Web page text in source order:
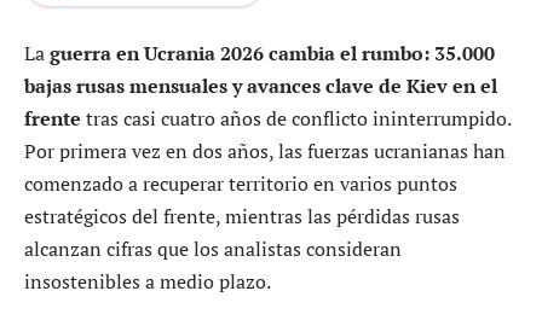
Laguerra en Ucrania 2026 cambia el rumbo: 35.000
bajas rusas mensuales y avances clave de Kiev en el
frente tras casi cuatro años de conflicto ininterrumpido.
Por primera vez en dos años, las fuerzas ucranianas han
comenzado a recuperar territorio en varios puntos
estratégicos del frente, mientras las pérdidas rusas
alcanzan cifras que los analistas consideran
insostenibles a medio plazo.